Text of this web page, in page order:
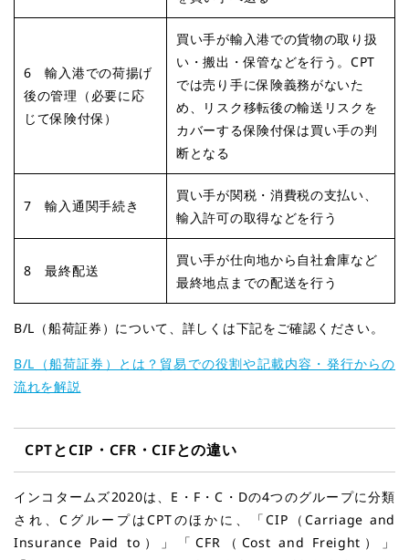
6 輸入港での荷揚げ
後の管理（必要に応
じて保険付保）
買い手が輸入港での貨物の取り扱
い・搬出・保管などを行う。CPT
では売り手に保険義務がないた
め、リスク移転後の輸送リスクを
カバーする保険付保は買い手の判
断となる
7 輸入通関手続き
買い手が関税・消費税の支払い、
輸入許可の取得などを行う
8 最終配送
買い手が仕向地から自社倉庫など
最終地点までの配送を行う
B/L（船荷証券）について、詳しくは下記をご確認ください。
B/L（船荷証券）とは？貿易での役割や記載内容・発行からの
流れを解説
CPTとCIP・CFR・CIFとの違い
インコタームズ2020は、E・F・C・Dの4つのグループに分類
され、CグループはCPTのほかに、「CIP（Carriage and
Insurance Paid to）」「CFR（Cost and Freight）」